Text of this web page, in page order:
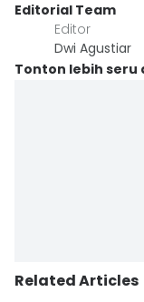
Editorial Team
Editor
Dwi Agustiar
Tonton lebih seru
Related Articles